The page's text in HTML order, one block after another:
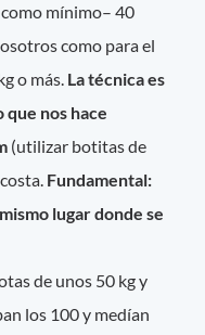
mínimo– 40
como para el
o más. La técnica es
nos hace
(utilizar botitas de
Fundamental:
lugar donde se
de unos 50 kg y
los 100 y medían